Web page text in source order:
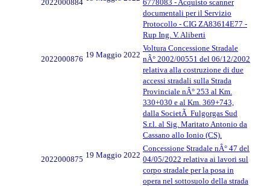
2022000884
6778083 - Acquisto scanner
documentali per il Servizio
Protocollo - CIG ZA83614E77 -
Rup Ing. V. Aliberti
2022000876 19 Maggio 2022
Voltura Concessione Stradale
nÂ° 2002/00551 del 06/12/2002
relativa alla costruzione di due
accessi stradali sulla Strada
Provinciale nÂ° 253 al Km.
330+030 e al Km. 369+743,
dalla SocietÃ Fulgorgas Sud
S.r.l. al Sig. Maritato Antonio da
Cassano allo Ionio (CS).
2022000875 19 Maggio 2022
Concessione Stradale nÂ° 47 del
04/05/2022 relativa ai lavori sul
corpo stradale per la posa in
opera nel sottosuolo della strada